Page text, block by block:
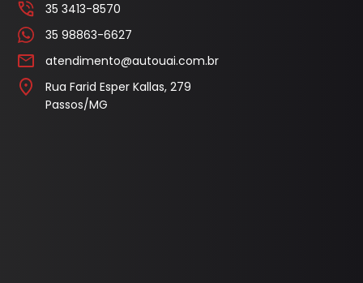
35 3413-8570
35 98863-6627
atendimento@autouai.com.br
Rua Farid Esper Kallas, 279
Passos/MG